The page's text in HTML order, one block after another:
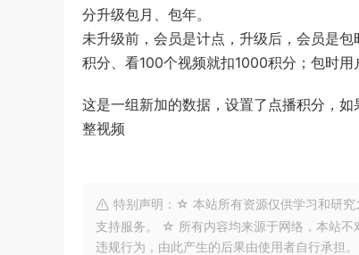
分升级包月、包年。
未升级前，会员是计点，升级后，会员是
积分、看100个视频就扣1000积分；包时
这是一组新加的数据，设置了点播积分，
整视频
特别声明：☆ 本站所有资源仅供学习和研
支持服务。 ☆ 所有内容均来源于网络，本站
违规行为，由此产生的后果由使用者自行承担